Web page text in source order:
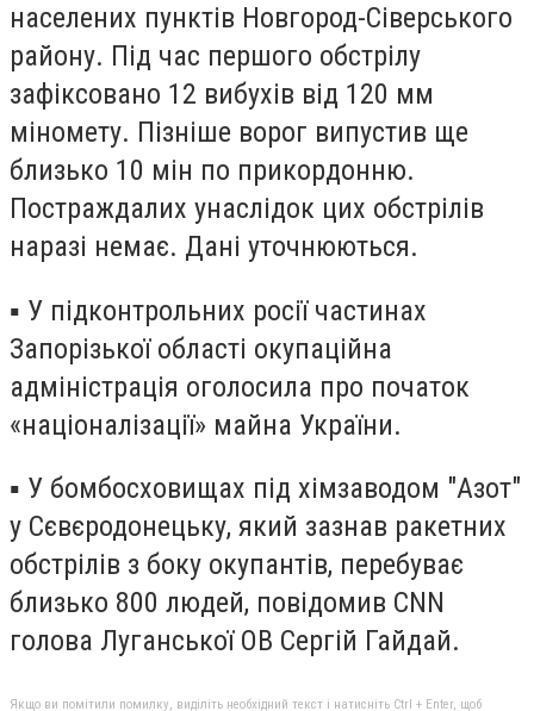
населених пунктів Новгород-Сіверського
району. Під час першого обстрілу
зафіксовано 12 вибухів від 120 мм
міномету. Пізніше ворог випустив ще
близько 10 мін по прикордонню.
Постраждалих унаслідок цих обстрілів
наразі немає. Дані уточнюються.
▪️ У підконтрольних росії частинах
Запорізької області окупаційна
адміністрація оголосила про початок
«націоналізації» майна України.
▪️ У бомбосховищах під хімзаводом "Азот"
у Сєвєродонецьку, який зазнав ракетних
обстрілів з боку окупантів, перебуває
близько 800 людей, повідомив CNN
голова Луганської ОВ Сергій Гайдай.
Якщо ви помітили помилку, виділіть необхідний текст і натисніть Ctrl + Enter, щоб